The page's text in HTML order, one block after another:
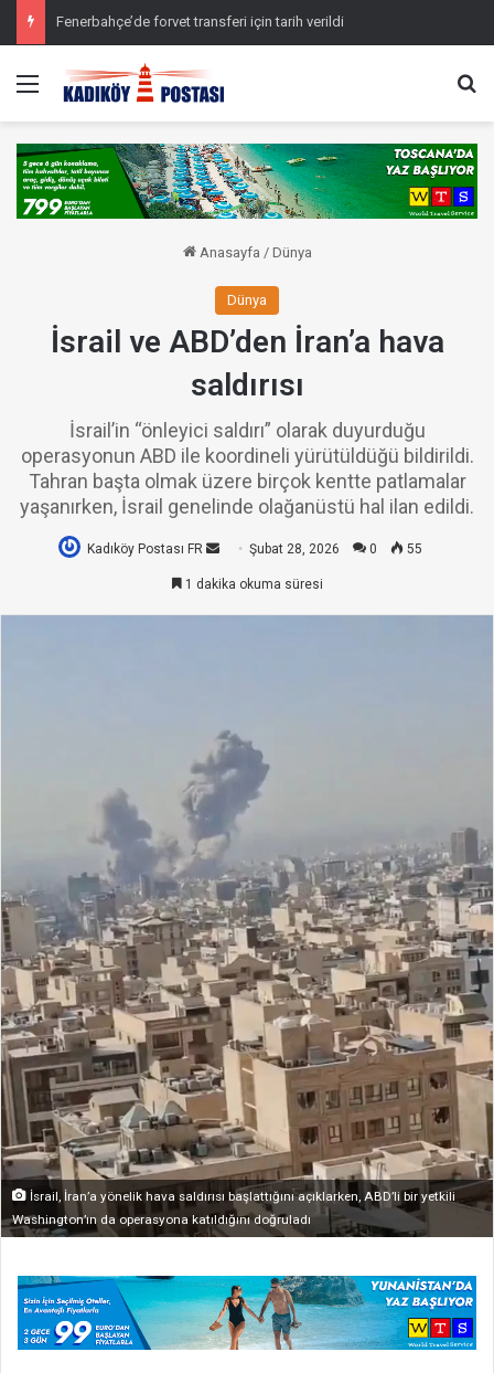
Fenerbahçe’de forvet transferi için tarih verildi
Menü
Anasayfa / Dünya
Dünya
İsrail ve ABD’den İran’a hava
saldırısı
İsrail’in “önleyici saldırı” olarak duyurduğu
operasyonun ABD ile koordineli yürütüldüğü bildirildi.
Tahran başta olmak üzere birçok kentte patlamalar
yaşanırken, İsrail genelinde olağanüstü hal ilan edildi.
Kadıköy Postası FR
e-
Şubat 28, 2026 0 55
1 dakika okuma süresi
İsrail, İran’a yönelik hava saldırısı başlattığını açıklarken, ABD’li bir yetkili
Washington’ın da operasyona katıldığını doğruladı